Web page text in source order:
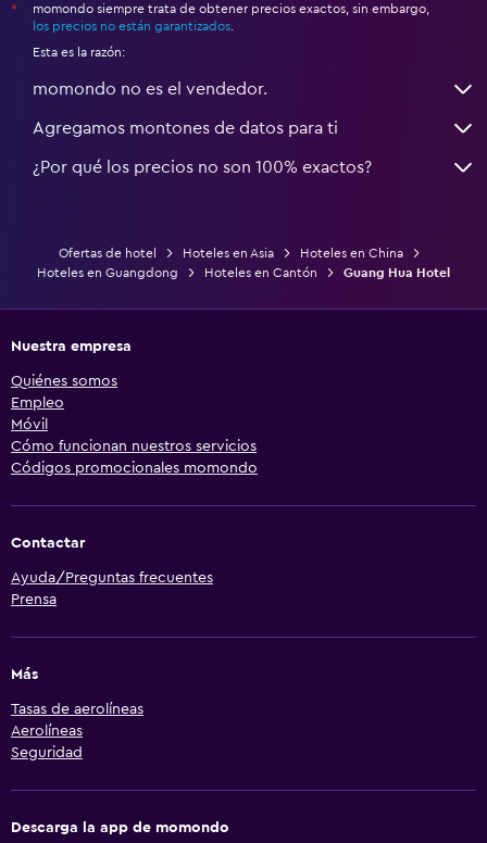
*
momondo siempre trata de obtener precios exactos, sin embargo,
los precios no están garantizados
Esta es la razón:
momondo no es el vendedor.
Agregamos montones de datos para ti
¿Por qué los precios no son 100% exactos?
Ofertas de hotel Hoteles en Asia
Hoteles en China
Hoteles en Guangdong
Hoteles en Cantón Guang Hua Hotel
Nuestra empresa
Quiénes somos
Empleo
Móvil
Cómo funcionan nuestros servicios
Códigos promocionales momondo
Contactar
Ayuda/Preguntas frecuentes
Prensa
Más
Tasas de aerolíneas
Aerolíneas
Seguridad
Descarga la app de momondo